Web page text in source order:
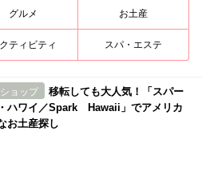
グルメ お土産
ティビティ スパ・エステ
ショップ
移転しても大人気！「スパー
ハワイ／Spark Hawaii」でアメリカ
お土産探し